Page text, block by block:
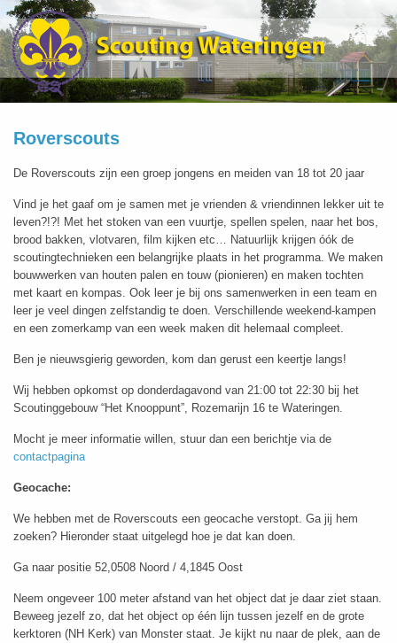
Roverscouts
De Roverscouts zijn een groep jongens en meiden van 18 tot 20 jaar
Vind je het gaaf om je samen met je vrienden & vriendinnen lekker uit te
leven?!?! Met het stoken van een vuurtje, spellen spelen, naar het bos,
brood bakken, vlotvaren, film kijken etc… Natuurlijk krijgen óók de
scoutingtechnieken een belangrijke plaats in het programma. We maken
bouwwerken van houten palen en touw (pionieren) en maken tochten
met kaart en kompas. Ook leer je bij ons samenwerken in een team en
leer je veel dingen zelfstandig te doen. Verschillende weekend-kampen
en een zomerkamp van een week maken dit helemaal compleet.
Ben je nieuwsgierig geworden, kom dan gerust een keertje langs!
Wij hebben opkomst op donderdagavond van 21:00 tot 22:30 bij het
Scoutinggebouw “Het Knooppunt”, Rozemarijn 16 te Wateringen.
Mocht je meer informatie willen, stuur dan een berichtje via de
contactpagina
Geocache:
We hebben met de Roverscouts een geocache verstopt. Ga jij hem
zoeken? Hieronder staat uitgelegd hoe je dat kan doen.
Ga naar positie 52,0508 Noord / 4,1845 Oost
Neem ongeveer 100 meter afstand van het object dat je daar ziet staan.
Beweeg jezelf zo, dat het object op één lijn tussen jezelf en de grote
kerktoren (NH Kerk) van Monster staat. Je kijkt nu naar de plek, aan de